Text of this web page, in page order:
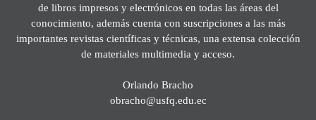
de libros impresos y electrónicos en todas las áreas del
conocimiento, además cuenta con suscripciones a las más
importantes revistas científicas y técnicas, una extensa colección
de materiales multimedia y acceso.
Orlando Bracho
obracho@usfq.edu.ec